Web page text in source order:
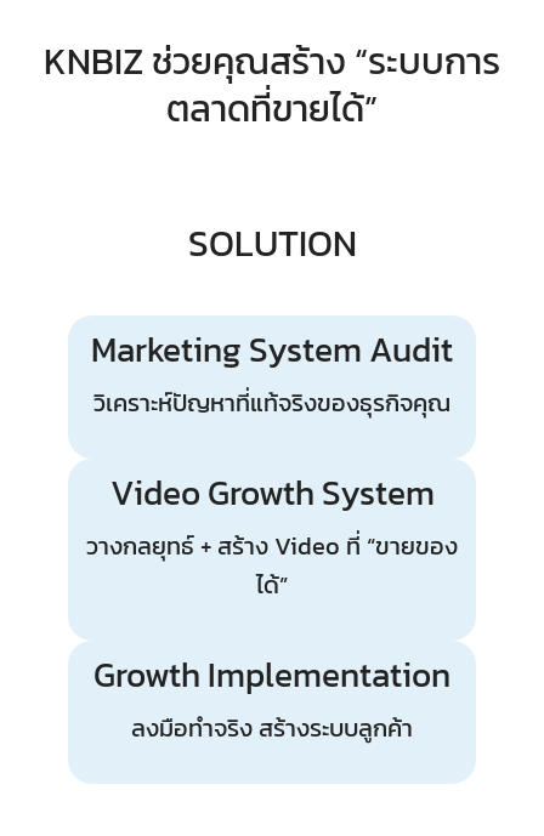
KNBIZ ช่วยคุณสร้าง “ระบบการ
ตลาดที่ขายได้”
SOLUTION
Marketing System Audit
วิเคราะห์ปัญหาที่แท้จริงของธุรกิจคุณ
Video Growth System
วางกลยุทธ์ + สร้าง Video ที่ “ขายของ
ได้”
Growth Implementation
ลงมือทำจริง สร้างระบบลูกค้า